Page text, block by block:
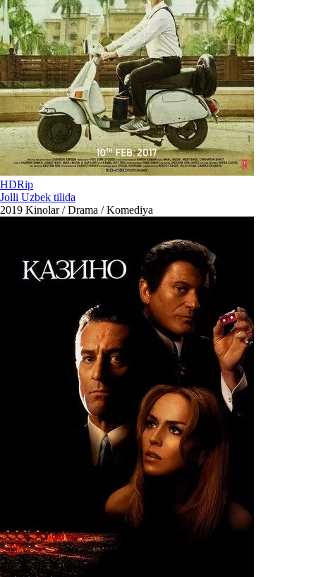
HDRip
Jolli Uzbek tilida
2019 Kinolar / Drama / Komediya